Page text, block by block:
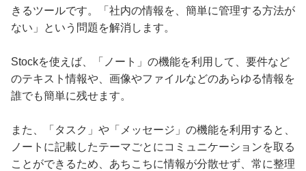
きるツールです。「社内の情報を、簡単に管理する方法が
ない」という問題を解消します。
Stockを使えば、「ノート」の機能を利用して、要件など
のテキスト情報や、画像やファイルなどのあらゆる情報を
誰でも簡単に残せます。
また、「タスク」や「メッセージ」の機能を利用すると、
ノートに記載したテーマごとにコミュニケーションを取る
ことができるため、あちこちに情報が分散せず、常に整理